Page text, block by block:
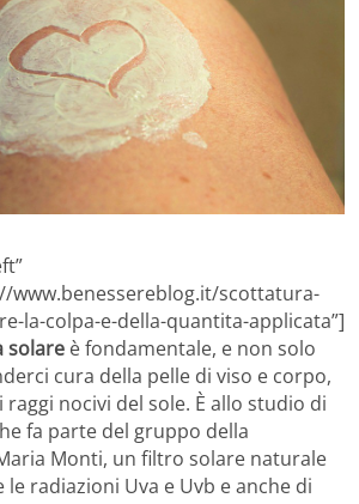
www.benessereblog.it/scottatura-
la-colpa-e-della-quantita-applicata”]
solare è fondamentale, e non solo
cura della pelle di viso e corpo,
nocivi del sole. È allo studio di
fa parte del gruppo della
Monti, un filtro solare naturale
le radiazioni Uva e Uvb e anche di